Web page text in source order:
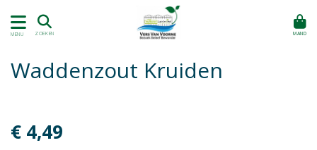
MENU ZOEKEN MAND
Waddenzout Kruiden
€ 4,49